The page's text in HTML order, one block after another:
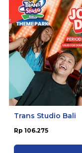
Trans Studio Bali
Rp 106.275